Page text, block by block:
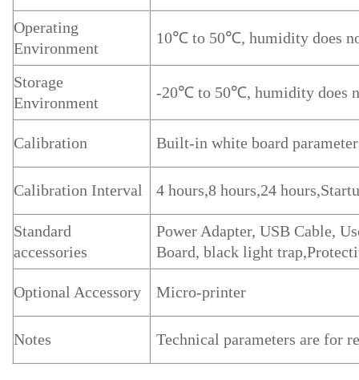
Operating
Environment
10℃ to 50℃, humidity does
Storage
Environment
-20℃ to 50℃, humidity does
Calibration Built-in white board
Calibration Interval 4 hours,8 hours,24
Standard
accessories
Power Adapter, USB Cable,
Board, black light
Optional Accessory Micro-printer
Notes Technical parameters are for